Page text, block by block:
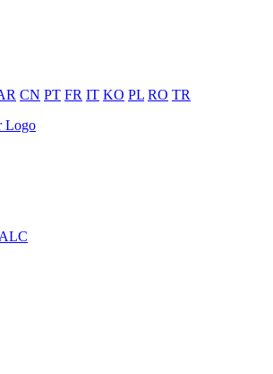
CN PT FR IT KO PL RO TR